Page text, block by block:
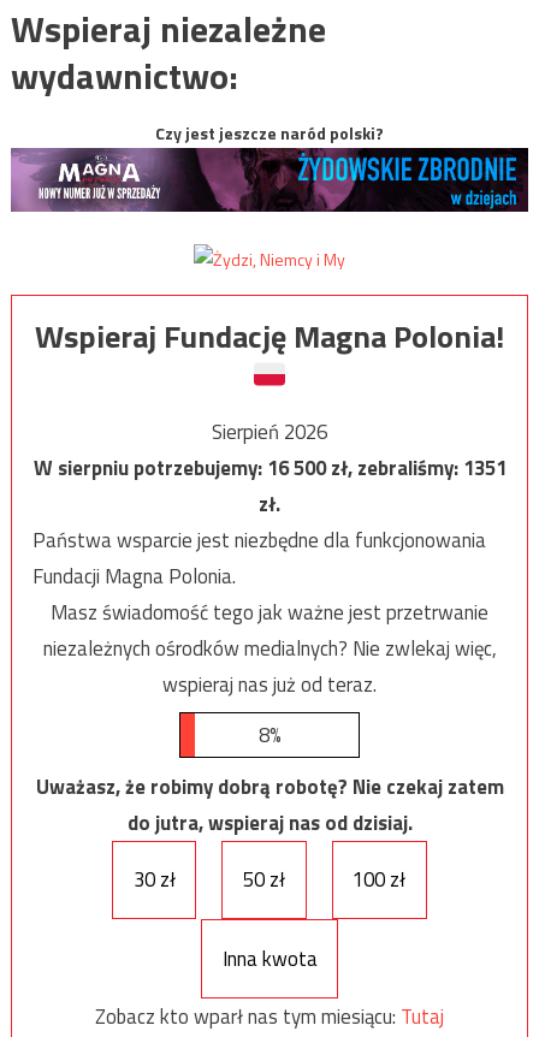
Wspieraj niezależne
wydawnictwo:
Czy jest jeszcze naród polski?
Wspieraj Fundację Magna Polonia!
Sierpień 2026
W sierpniu potrzebujemy:16 500zł, zebraliśmy:1351
zł.
Państwa wsparcie jest niezbędne dla funkcjonowania
Fundacji Magna Polonia.
Masz świadomość tego jak ważne jest przetrwanie
niezależnych ośrodków medialnych? Nie zwlekaj więc,
wspieraj nas już od teraz.
8%
Uważasz, że robimy dobrą robotę? Nie czekaj zatem
do jutra, wspieraj nas od dzisiaj.
30 zł
50 zł 100 zł
Inna kwota
Zobacz kto wparł nas tym miesiącu: Tutaj